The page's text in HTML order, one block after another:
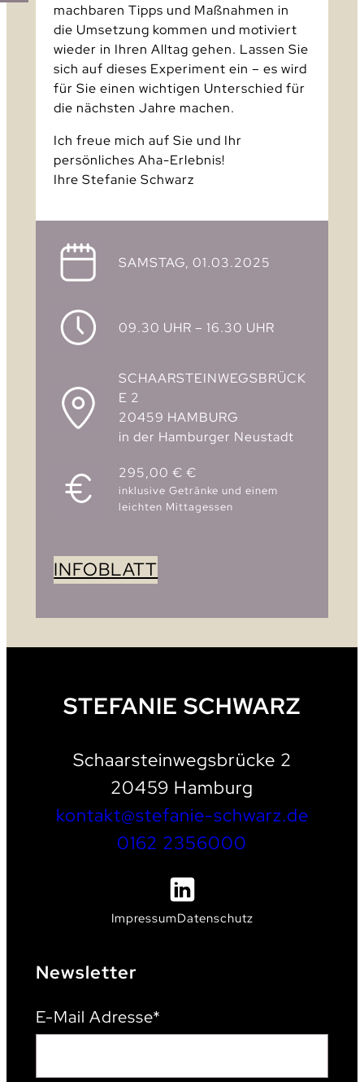
SAMSTAG, 01.03.2025
09.30 UHR – 16.30 UHR
SCHAARSTEINWEGSBRÜCK
E 2
20459 HAMBURG
in der Hamburger Neustadt
295,00 € €
inklusive Getränke und einem
leichten Mittagessen
INFOBLATT
machbaren Tipps und Maßnahmen in
die Umsetzung kommen und motiviert
wieder in Ihren Alltag gehen. Lassen Sie
sich auf dieses Experiment ein – es wird
für Sie einen wichtigen Unterschied für
die nächsten Jahre machen.
Ich freue mich auf Sie und Ihr
persönliches Aha-Erlebnis!
Ihre Stefanie Schwarz
STEFANIE SCHWARZ
Schaarsteinwegsbrücke 2
20459 Hamburg
kontakt@stefanie-schwarz.de
0162 2356000
ImpressumDatenschutz
Newsletter
E-Mail Adresse*